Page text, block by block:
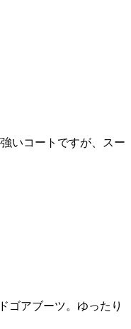
いコートですが、スー
ゴアブーツ。ゆったり